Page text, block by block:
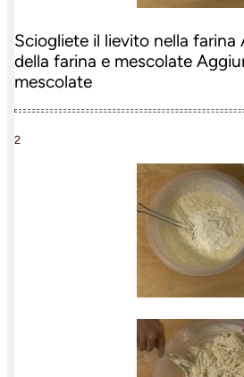
Sciogliete il lievito nella
della farina e mescolate
mescolate
2